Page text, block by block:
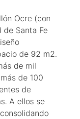
Ocre (con
de Santa Fe
de 92 m2.
de mil
de 100
de
A ellos se